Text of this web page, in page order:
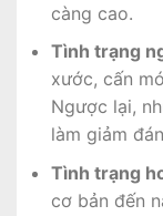
càng cao.
Tình trạng
xước, cấn
Ngược lại,
làm giảm
Tình trạng
cơ bản đến